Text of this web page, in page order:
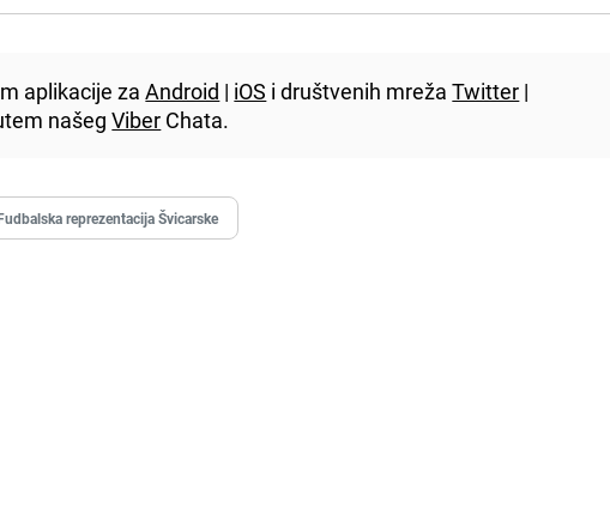
aplikacije zaAndroid | iOS i društvenih mrežaTwitter |
našegViber Chata.
reprezentacija Švicarske